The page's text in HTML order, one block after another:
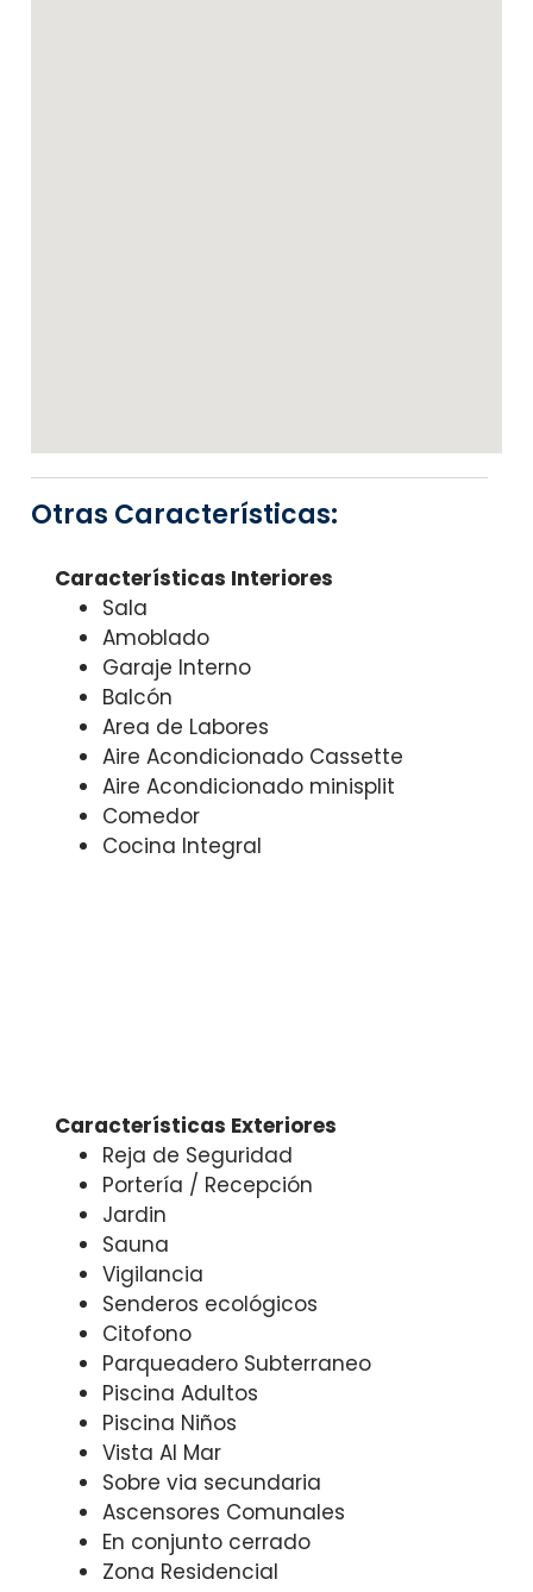
Otras Características:
Características Interiores
Sala
Amoblado
Garaje Interno
Balcón
Area de Labores
Aire Acondicionado Cassette
Aire Acondicionado minisplit
Comedor
Cocina Integral
Características Exteriores
Reja de Seguridad
Portería / Recepción
Jardin
Sauna
Vigilancia
Senderos ecológicos
Citofono
Parqueadero Subterraneo
Piscina Adultos
Piscina Niños
Vista Al Mar
Sobre via secundaria
Ascensores Comunales
En conjunto cerrado
Zona Residencial